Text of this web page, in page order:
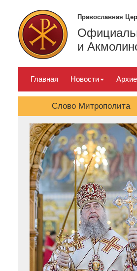
Православная
и
Главная Новости
Слово Митрополита